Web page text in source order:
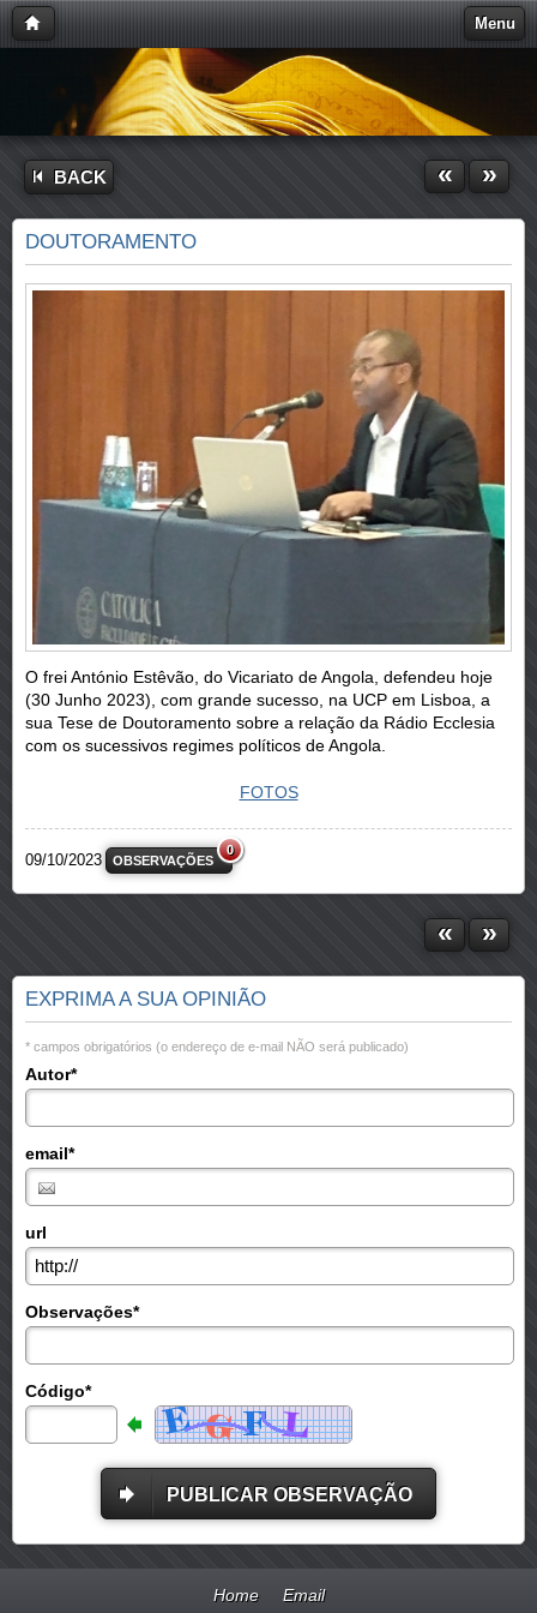
Menu
BACK « »
DOUTORAMENTO
O frei António Estêvão, do Vicariato de Angola, defendeu hoje
(30 Junho 2023), com grande sucesso, na UCP em Lisboa, a
sua Tese de Doutoramento sobre a relação da Rádio Ecclesia
com os sucessivos regimes políticos de Angola.
FOTOS
09/10/2023 OBSERVAÇÕES
0
« »
EXPRIMA A SUA OPINIÃO
* campos obrigatórios (o endereço de e-mail NÃO será publicado)
Autor*
email*
url
Observações*
Código*
PUBLICAR OBSERVAÇÃO
Home Email